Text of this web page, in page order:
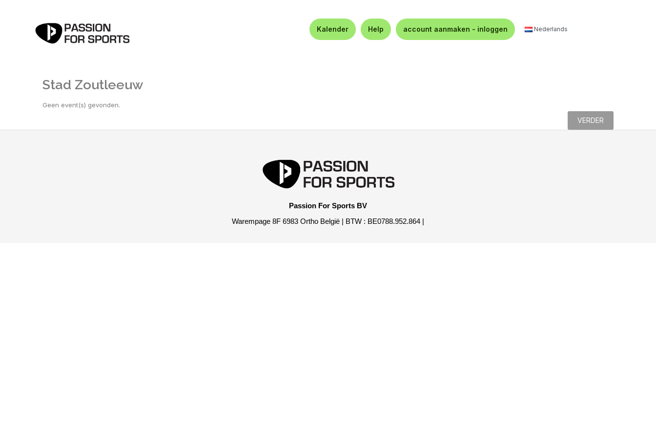
Kalender Help account aanmaken - inloggen Nederlands
Stad Zoutleeuw
Geen event(s) gevonden.
VERDER
Passion For Sports BV
Warempage 8F 6983 Ortho België | BTW : BE0788.952.864 |